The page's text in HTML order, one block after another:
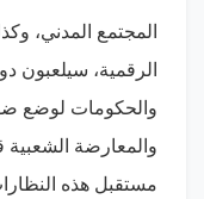
المجتمع المدني،
الرقمية،
والحكومات لوضع
والمعارضة
مستقبل هذه